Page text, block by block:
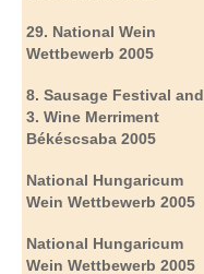
29. NationalWein
Wettbewerb 2005
8. Sausage Festival and
3. Wine Merriment
Békéscsaba 2005
National Hungaricum
Wein Wettbewerb 2005
National Hungaricum
Wein Wettbewerb 2005